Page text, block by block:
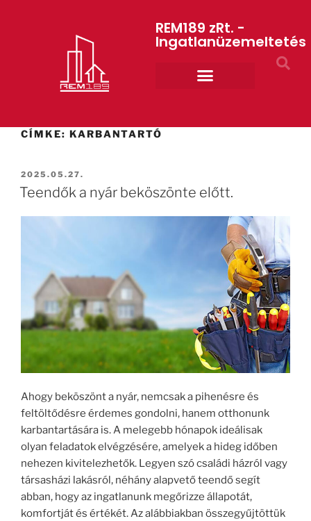
REM189 zRt. -
Ingatlanüzemeltetés
CÍMKE: KARBANTARTÓ
2025.05.27.
Teendők a nyár beköszönte előtt.
Ahogy beköszönt a nyár, nemcsak a pihenésre és
feltöltődésre érdemes gondolni, hanem otthonunk
karbantartására is. A melegebb hónapok ideálisak
olyan feladatok elvégzésére, amelyek a hideg időben
nehezen kivitelezhetők. Legyen szó családi házról vagy
társasházi lakásról, néhány alapvető teendő segít
abban, hogy az ingatlanunk megőrizze állapotát,
komfortját és értékét. Az alábbiakban összegyűjtöttük